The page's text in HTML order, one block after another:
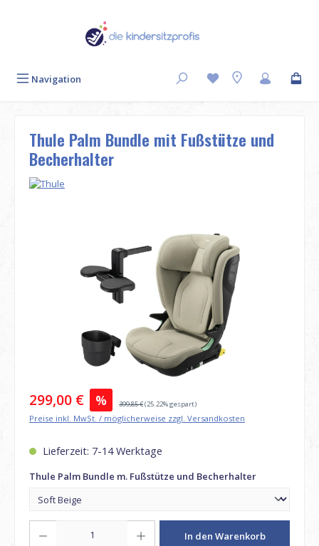
Navigation
Thule Palm Bundle mit Fußstütze und
Becherhalter
Verkaufspreis:
299,00 € % Regulärer Preis:
399,85 €(25.22% gespart)
Preise inkl. MwSt. / möglicherweise zzgl. Versandkosten
Lieferzeit: 7-14 Werktage
Thule Palm Bundle m. Fußstütze und Becherhalterauswählen
In den Warenkorb